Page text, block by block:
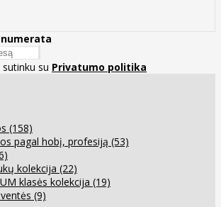
su Privatumo politika
(158)
pagal hobį, profesiją (53)
kolekcija (22)
klasės kolekcija (19)
(9)